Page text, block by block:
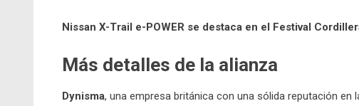
Nissan X-Trail e-POWER se destaca en el Festival
Más detalles de la alianza
Dynisma, una empresa británica con una sólida reputación en